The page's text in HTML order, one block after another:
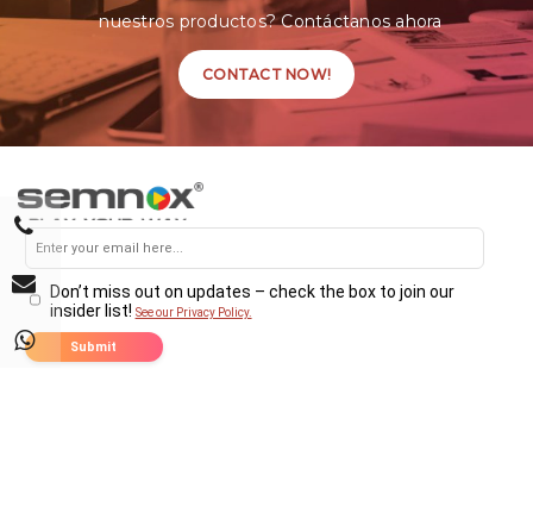
nuestros productos? Contáctanos ahora
CONTACT NOW!